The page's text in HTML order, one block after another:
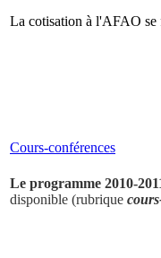
La cotisation à l'AFAO se
Cours-conférences
Le programme 2010-
disponible (rubrique